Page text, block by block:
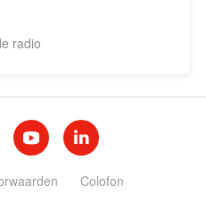
radio
Colofon